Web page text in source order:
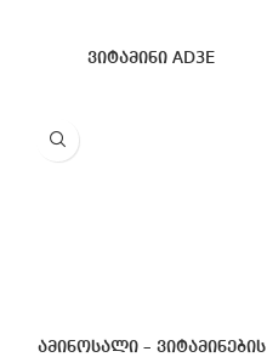
ვიტამინი AD3E
ამინოსალი – ვიტამინების